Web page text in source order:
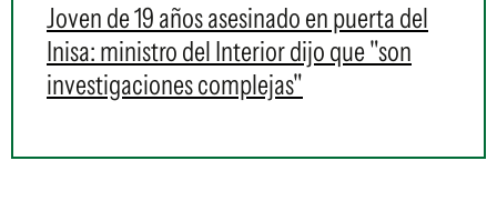
Joven de 19 años asesinado en puerta del
Inisa: ministro del Interior dijo que "son
investigaciones complejas"